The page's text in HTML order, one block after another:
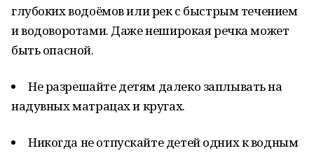
глубоких водоёмов или рек с быстрым течением
и водоворотами. Даже неширокая речка может
быть опасной.
Не разрешайте детям далеко заплывать на
надувных матрацах и кругах.
Никогда не отпускайте детей одних к водным